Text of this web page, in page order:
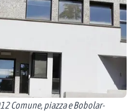
Comune, piazza e Bobolar-